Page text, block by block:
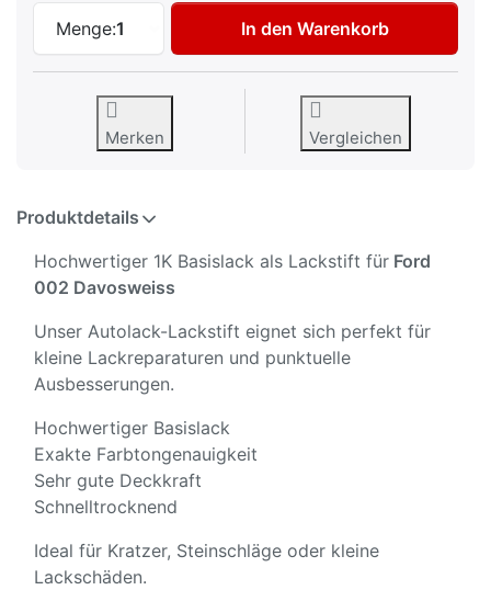
Menge:1
Autolack Lackstift für Ford 002
In den Warenkorb
Merken Vergleichen
Produktdetails
Hochwertiger 1K Basislack als Lackstift für Ford
002 Davosweiss
Unser Autolack-Lackstift eignet sich perfekt für
kleine Lackreparaturen und punktuelle
Ausbesserungen.
Hochwertiger Basislack
Exakte Farbtongenauigkeit
Sehr gute Deckkraft
Schnelltrocknend
Ideal für Kratzer, Steinschläge oder kleine
Lackschäden.